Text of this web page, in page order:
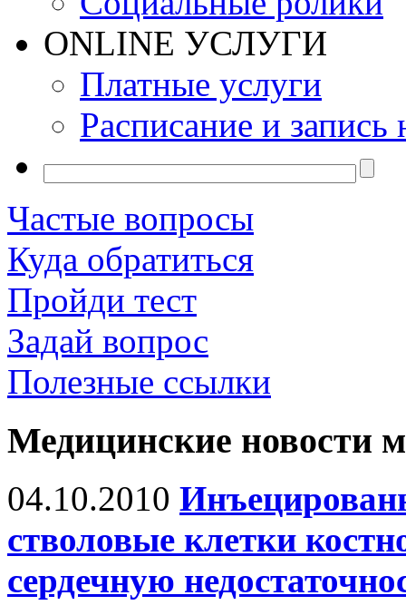
ONLINE УСЛУГИ
Платные услуги
Расписание и запись
Частые вопросы
Куда обратиться
Пройди тест
Задай вопрос
Полезные ссылки
Медицинские новости
04.10.2010
стволовые клетки
сердечную